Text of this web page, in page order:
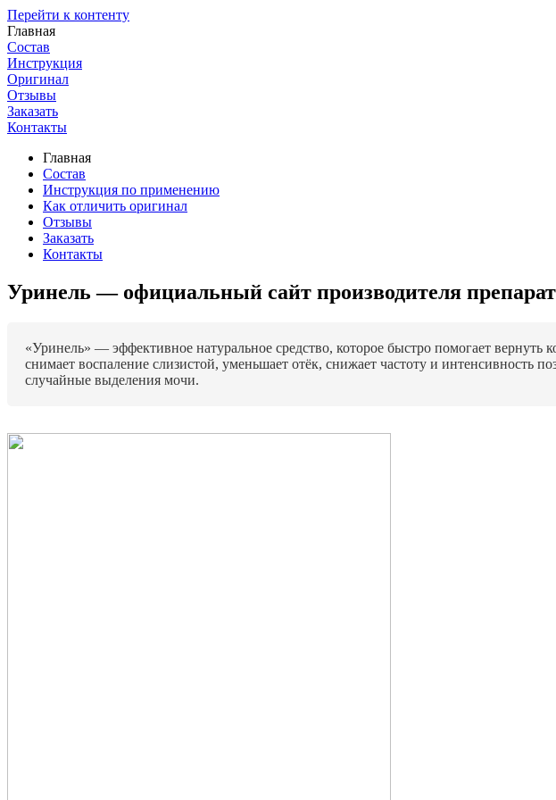
Перейти к контенту
Главная
Состав
Инструкция
Оригинал
Отзывы
Заказать
Контакты
Главная
Состав
Инструкция по применению
Как отличить оригинал
Отзывы
Заказать
Контакты
Уринель — официальный сайт производителя
«Уринель» — эффективное натуральное средство, которое быстро помогает
снимает воспаление слизистой, уменьшает отёк, снижает частоту и
случайные выделения мочи.